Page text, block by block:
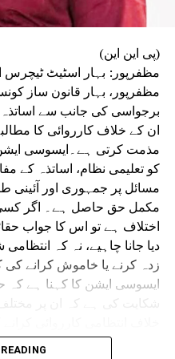
واضح رہے کہ گزشتہ ماہ
شدید احتجاجی مظاہرے ہوئے
طلبہ و طالبات اور پولیس
پر جھڑپیں ہوئیں۔ کئی شہروں
واقعات میں مظاہرین طلبہ
سیوان میں طلبہ تحریک نے
اپوزیشن کا الزام ہے کہ
جس کے نتیجے میں تین طلبہ
سیوان کے سپرنٹنڈنٹ آف
کے-47 سے فائرنگ کرنے
اہلکار کی ویڈیو بھی سوشل
تھی۔
(پی این این)
مظفرپور: بہار اسٹیٹ ٹیچرس
مظفرپور، بہار قانون ساز
برجواسی کی جانب سے اساتذہ
ان کے خلاف کارروائی کا
مذمت کرتی ہے۔ایسوسی ایشن
کو تعلیمی نظام، اساتذہ کے
مسائل پر جمہوری اور آئینی
مکمل حق حاصل ہے۔ اگر
اختلاف ہے تو اس کا جواب
دیا جانا چاہیے، نہ کہ
زدہ کرنے یا خاموش کرانے
ایسوسی ایشن کا کہنا ہے کہ
ان تمام شکایات کی غیر